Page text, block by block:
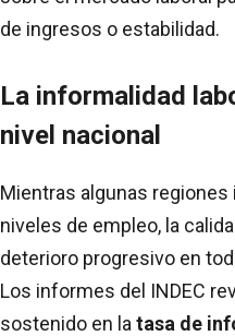
de ingresos o estabilidad.
La informalidad
nivel nacional
Mientras algunas
niveles de empleo, la
deterioro progresivo en
Los informes del INDEC
sostenido en la tasa de